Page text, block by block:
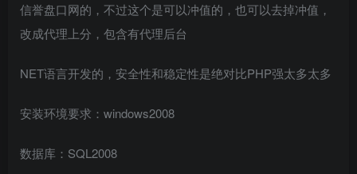
信誉盘口网的，不过这个是可以冲值的，也可以去掉冲值，
改成代理上分，包含有代理后台
NET语言开发的，安全性和稳定性是绝对比PHP强太多太多
安装环境要求：windows2008
数据库：SQL2008